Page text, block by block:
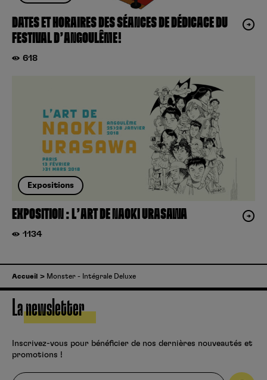
DATES ET HORAIRES DES SÉANCES DE DÉDICACE DU
FESTIVAL D’ANGOULÊME!
618
Expositions
EXPOSITION : L’ART DE NAOKI URASAWA
1134
Accueil Monster - Intégrale Deluxe
La newsletter
Inscrivez-vous pour bénéficier de nos dernières nouveautés et
promotions !